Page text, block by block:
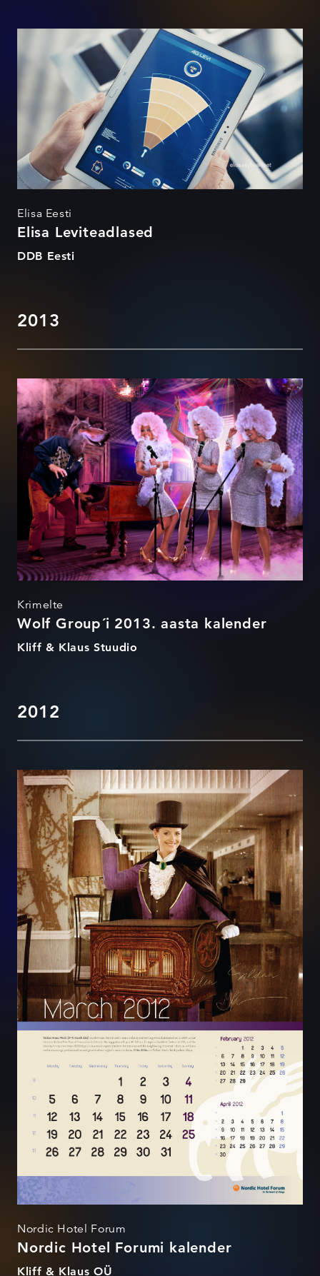
Elisa Leviteadlased
Elisa Eesti
Elisa Leviteadlased
DDB Eesti
2013
Wolf Group´i 2013. aasta
kalender
Krimelte
Wolf Group´i 2013. aasta kalender
Kliff & Klaus Stuudio
2012
Nordic Hotel Forumi kalender
Nordic Hotel Forum
Nordic Hotel Forumi kalender
Kliff & Klaus OÜ